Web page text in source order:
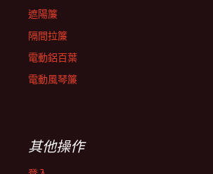
遮陽簾
隔間拉簾
電動鋁百葉
電動風琴簾
其他操作